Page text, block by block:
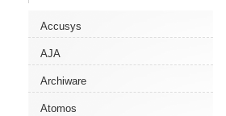
Accusys
AJA
Archiware
Atomos